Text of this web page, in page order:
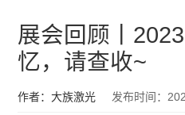
展会回顾丨
忆，请查收~
作者：大族激光 发布时间：